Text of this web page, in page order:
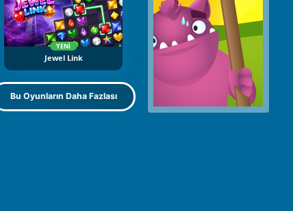
YENI
Jewel Link
Bu Oyunların Daha Fazlası